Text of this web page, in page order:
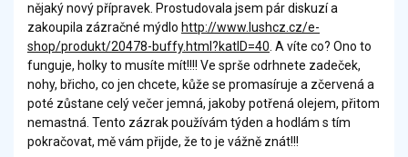
nějaký nový přípravek. Prostudovala jsem pár diskuzí a
zakoupila zázračné mýdlo http://www.lushcz.cz/e-
shop/produkt/20478-buffy.html?katID=40. A víte co? Ono to
funguje, holky to musíte mít!!!! Ve sprše odrhnete zadeček,
nohy, břicho, co jen chcete, kůže se promasíruje a zčervená a
poté zůstane celý večer jemná, jakoby potřená olejem, přitom
nemastná. Tento zázrak používám týden a hodlám s tím
pokračovat, mě vám přijde, že to je vážně znát!!!